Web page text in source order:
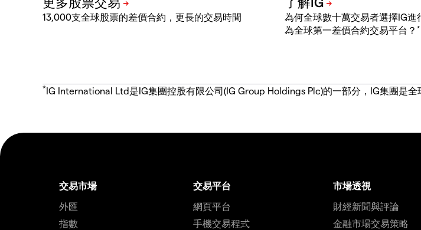
13,000支全球股票的差價合約，更長的交易時間
為何全球數十萬交易者選擇IG進
為全球第一差價合約交易平台？ *
*IG International Ltd是IG集團控股有限公司(IG Group Holdings Plc)的一部分，IG集團是
交易市場
外匯
指數
交易平台
網頁平台
手機交易程式
市場透視
財經新聞與評論
金融市場交易策略